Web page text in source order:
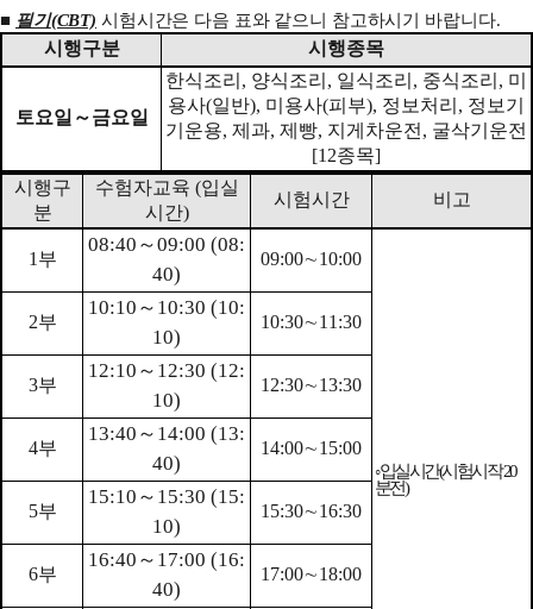
■ 필기(CBT) 시험시간은 다음 표와 같으니 참고하시기 바랍니다.
시행구분 시행종목
토요일 ～금요일
한식조리 , 양식조리 , 일식조리 , 중식조리 , 미
용사(일반), 미용사(피부), 정보처리 , 정보기
기운용, 제과, 제빵, 지게차운전 , 굴삭기운전
[12종목]
시행구
분
수험자교육 (입실
시간)
시험시간 비고
1 부
08:40 ～09:00 (08:
40)
09:00∼10:00
◦입실시간(시험시작20
분전)
2부
10:10 ～ 10:30 (10:
10)
10:30∼11:30
3부
12:10 ～ 12:30 (12:
10)
12:30∼13:30
4부
13:40 ～ 14:00 (13:
40)
14:00∼15:00
5부
15:10 ～ 15:30 (15:
10)
15:30∼16:30
6부
16:40 ～ 17:00 (16:
40)
17:00∼18:00